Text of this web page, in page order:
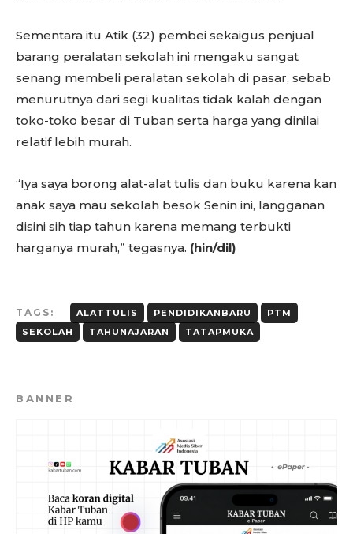
Sementara itu Atik (32) pembei sekaigus penjual
barang peralatan sekolah ini mengaku sangat
senang membeli peralatan sekolah di pasar, sebab
menurutnya dari segi kualitas tidak kalah dengan
toko-toko besar di Tuban serta harga yang dinilai
relatif lebih murah.
“Iya saya borong alat-alat tulis dan buku karena kan
anak saya mau sekolah besok Senin ini, langganan
disini sih tiap tahun karena memang terbukti
harganya murah,” tegasnya. (hin/dil)
TAGS: ALATTULIS PENDIDIKANBARU
PTM
SEKOLAH
TAHUNAJARAN TATAPMUKA
BANNER